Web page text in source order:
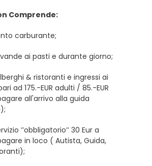
Comprende:
carburante;
ai pasti e durante giorno;
& ristoranti e ingressi ai
ad 175.-EUR adulti / 85.-EUR
all'arrivo alla guida
’’obbligatorio’’ 30 Eur a
in loco ( Autista, Guida,